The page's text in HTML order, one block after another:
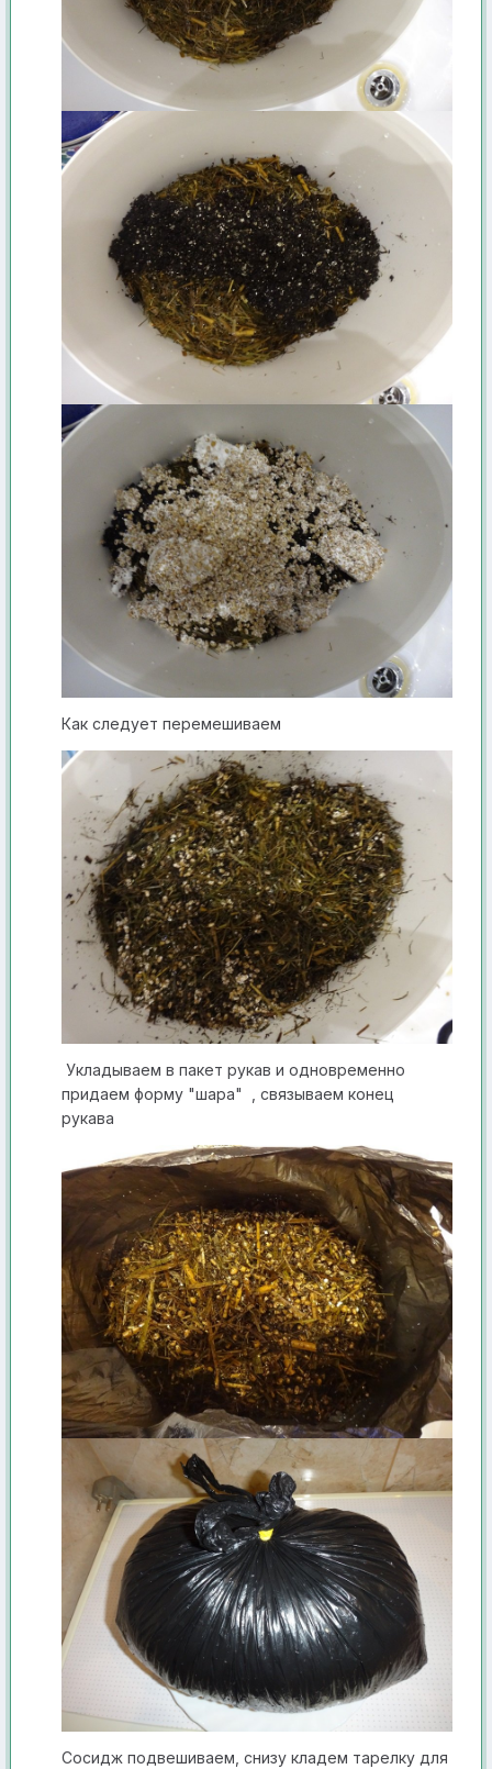
Как с ледует перемешивае м
У кладываем в п акет рукав и одновременно
прид аем форму "шара" , связываем конец
рукава
Со сидж подвешиваем, снизу кладем тарелку для